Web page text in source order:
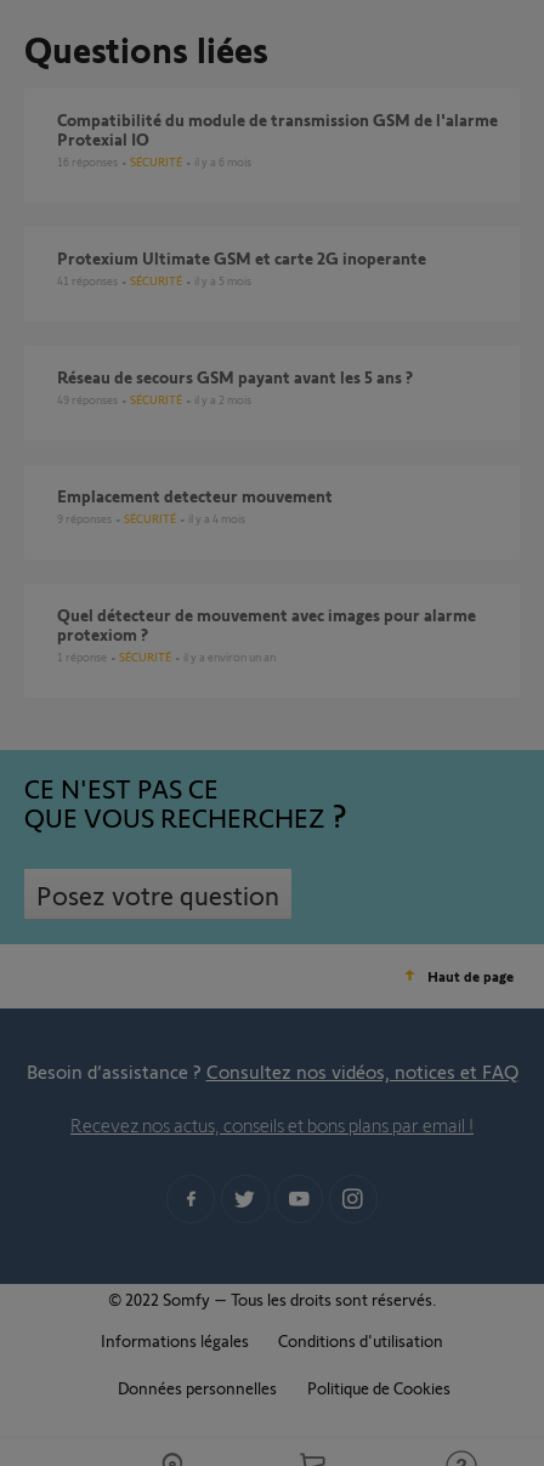
Questions liées
compatibilité du module de transmission GSM de l'alarme
Protexial IO
16 réponses SÉCURITÉ il y a 6 mois
Protexium Ultimate GSM et carte 2G inoperante
41 réponses SÉCURITÉ il y a 5 mois
Réseau de secours GSM payant avant les 5 ans ?
49 réponses SÉCURITÉ il y a 2 mois
emplacement detecteur mouvement
9 réponses SÉCURITÉ il y a 4 mois
Quel détecteur de mouvement avec images pour alarme
protexiom ?
1 réponse SÉCURITÉ il y a environ un an
CE N'EST PAS CE
QUE VOUS RECHERCHEZ
Posez votre question
Haut de page
Besoin d’assistance ? Consultez nos vidéos, notices et FAQ
Recevez nos actus, conseils et bons plans par email !
© 2022 Somfy – Tous les droits sont réservés.
Informations légales
Conditions d'utilisation
Données personnelles Politique de Cookies